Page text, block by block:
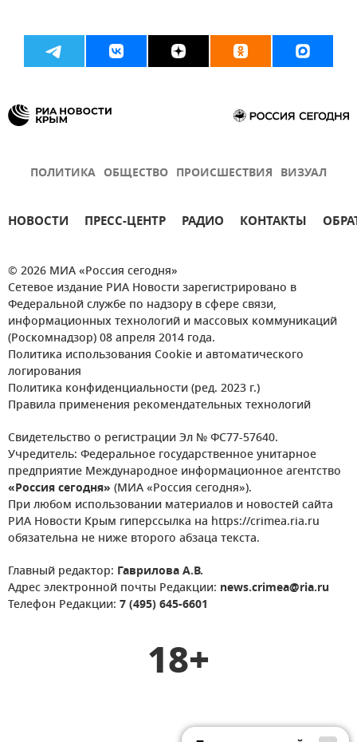
ПОЛИТИКА ОБЩЕСТВО ПРОИСШЕСТВИЯ ВИЗУАЛ
НОВОСТИ ПРЕСС-ЦЕНТР РАДИО КОНТАКТЫ
© 2026 МИА «Россия сегодня»
Сетевое издание РИА Новости зарегистрировано в
Федеральной службе по надзору в сфере связи,
информационных технологий и массовых коммуникаций
(Роскомнадзор) 08 апреля 2014 года.
Политика использования Cookie и автоматического
логирования
Политика конфиденциальности (ред. 2023 г.)
Правила применения рекомендательных технологий
Свидетельство о регистрации Эл № ФС77-57640.
Учредитель: Федеральное государственное унитарное
предприятие Международное информационное агентство
«Россия сегодня» (МИА «Россия сегодня»).
При любом использовании материалов и новостей сайта
РИА Новости Крым гиперссылка на https://crimea.ria.ru
обязательна не ниже второго абзаца текста.
Главный редактор: Гаврилова А.В.
Адрес электронной почты Редакции: news.crimea@ria.ru
Телефон Редакции: 7 (495) 645-6601
18+